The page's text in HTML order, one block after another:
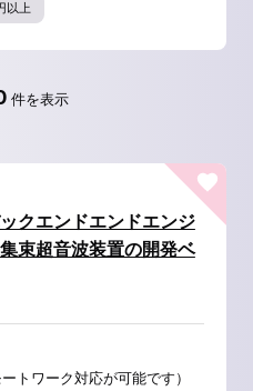
以上
件を表示
クエンドエンドエンジ
束超音波装置の開発ベ
トワーク対応が可能です）